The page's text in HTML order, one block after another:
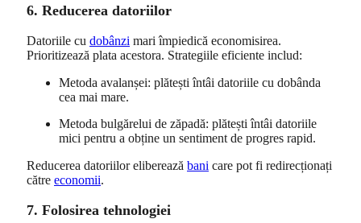
6. Reducerea datoriilor
Datoriile cu dobânzi mari împiedică economisirea.
Prioritizează plata acestora. Strategiile eficiente includ:
Metoda avalanșei: plătești întâi datoriile cu dobânda
cea mai mare.
Metoda bulgărelui de zăpadă: plătești întâi datoriile
mici pentru a obține un sentiment de progres rapid.
Reducerea datoriilor eliberează bani care pot fi redirecționați
către economii.
7. Folosirea tehnologiei